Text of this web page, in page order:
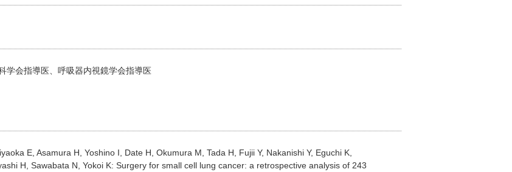
学会指導医、呼吸器内視鏡学会指導医
E, Asamura H, Yoshino I, Date H, Okumura M, Tada H, Fujii Y, Nakanishi Y, Eguchi K,
H, Sawabata N, Yokoi K: Surgery for small cell lung cancer: a retrospective analysis of 243